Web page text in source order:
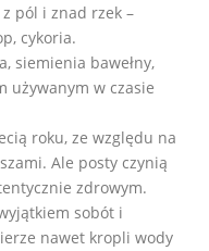
pól i znad rzek –
cykoria.
siemienia bawełny,
używanym w czasie
roku, ze względu na
Ale posty czynią
zdrowym.
sobót i
nawet kropli wody